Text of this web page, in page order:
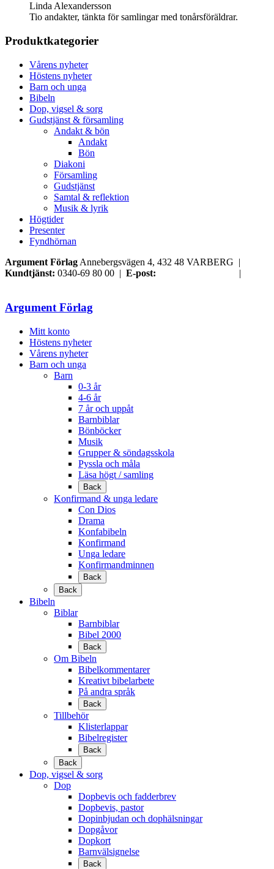
Linda Alexandersson
Tio andakter, tänkta för samlingar med tonårsföräldrar.
Produktkategorier
Vårens nyheter
Höstens nyheter
Barn och unga
Bibeln
Dop, vigsel & sorg
Gudstjänst & församling
Andakt & bön
Andakt
Bön
Diakoni
Församling
Gudstjänst
Samtal & reflektion
Musik & lyrik
Högtider
Presenter
Fyndhörnan
Argument Förlag Annebergsvägen 4, 432 48 VARBERG |
Kundtjänst: 0340-69 80 00 | E-post:
|
Argument Förlag
Mitt konto
Höstens nyheter
Vårens nyheter
Barn och unga
Barn
0-3 år
4-6 år
7 år och uppåt
Barnbiblar
Bönböcker
Musik
Grupper & söndagsskola
Pyssla och måla
Läsa högt / samling
Back
Konfirmand & unga ledare
Con Dios
Drama
Konfabibeln
Konfirmand
Unga ledare
Konfirmandminnen
Back
Back
Bibeln
Biblar
Barnbiblar
Bibel 2000
Back
Om Bibeln
Bibelkommentarer
Kreativt bibelarbete
På andra språk
Back
Tillbehör
Klisterlappar
Bibelregister
Back
Back
Dop, vigsel & sorg
Dop
Dopbevis och fadderbrev
Dopbevis, pastor
Dopinbjudan och dophälsningar
Dopgåvor
Dopkort
Barnvälsignelse
Back